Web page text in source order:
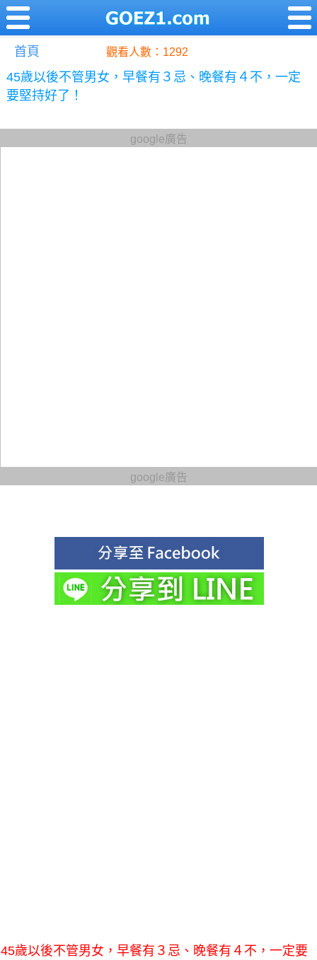
首頁 觀看人數：1292
45歲以後不管男女，早餐有３忌、晚餐有４不，一定
要堅持好了！
google廣告
google廣告
45歲以後不管男女，早餐有３忌、晚餐有４不，一定要